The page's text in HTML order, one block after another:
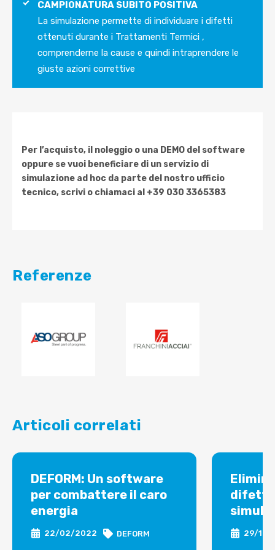
CAMPIONATURA SUBITO POSITIVA
La simulazione permette di individuare i difetti
ottenuti durante i Trattamenti Termici ,
comprenderne la cause e quindi intraprendere le
giuste azioni correttive
Per l’acquisto, il noleggio o una DEMO del software
oppure se vuoi beneficiare di un servizio di
simulazione ad hoc da parte del nostro ufficio
tecnico, scrivi o chiamaci al +39 030 3365383
Referenze
Articoli correlati
DEFORM: Un software
per combattere il caro
energia
22/02/2022 DEFORM
difetti
29/12/